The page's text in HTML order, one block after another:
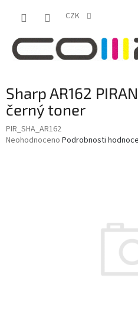
CZK
Sharp AR162
černý toner
PIR_SHA_AR162
Průměrné
Neohodnoceno Podrobnosti